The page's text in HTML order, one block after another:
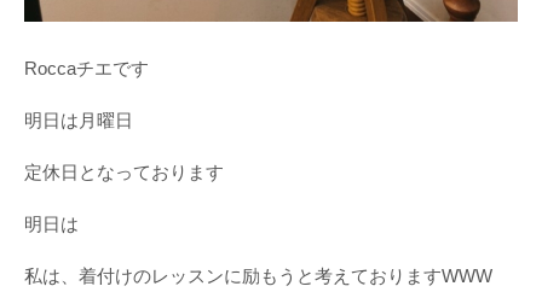
Roccaチエです
明日は月曜日
定休日となっております
明日は
私は、着付けのレッスンに励もうと考えておりますWWW